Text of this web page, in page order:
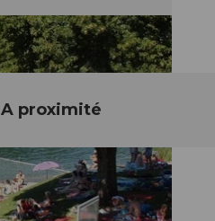
A proximité